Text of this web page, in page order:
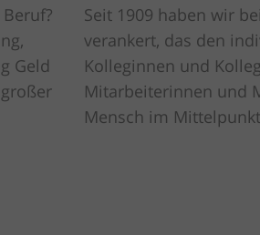
Geld
Seit 1909 haben wir
verankert, das den
Kolleginnen und
Mitarbeiterinnen und
Mensch im